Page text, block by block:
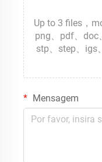
Up to 3 files，
png、pdf、doc
stp、step、igs
Mensagem